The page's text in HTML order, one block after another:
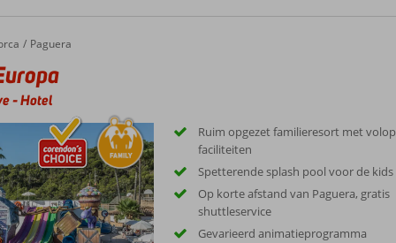
Paguera
-Hotel
Ruim opgezet familieresort met volop
faciliteiten
Spetterende splash pool voor de kids
Op korte afstand van Paguera, gratis
shuttleservice
Gevarieerd animatieprogramma